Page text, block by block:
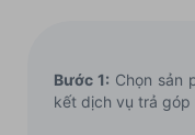
Bước 1: Chọn sản
kết dịch vụ trả góp